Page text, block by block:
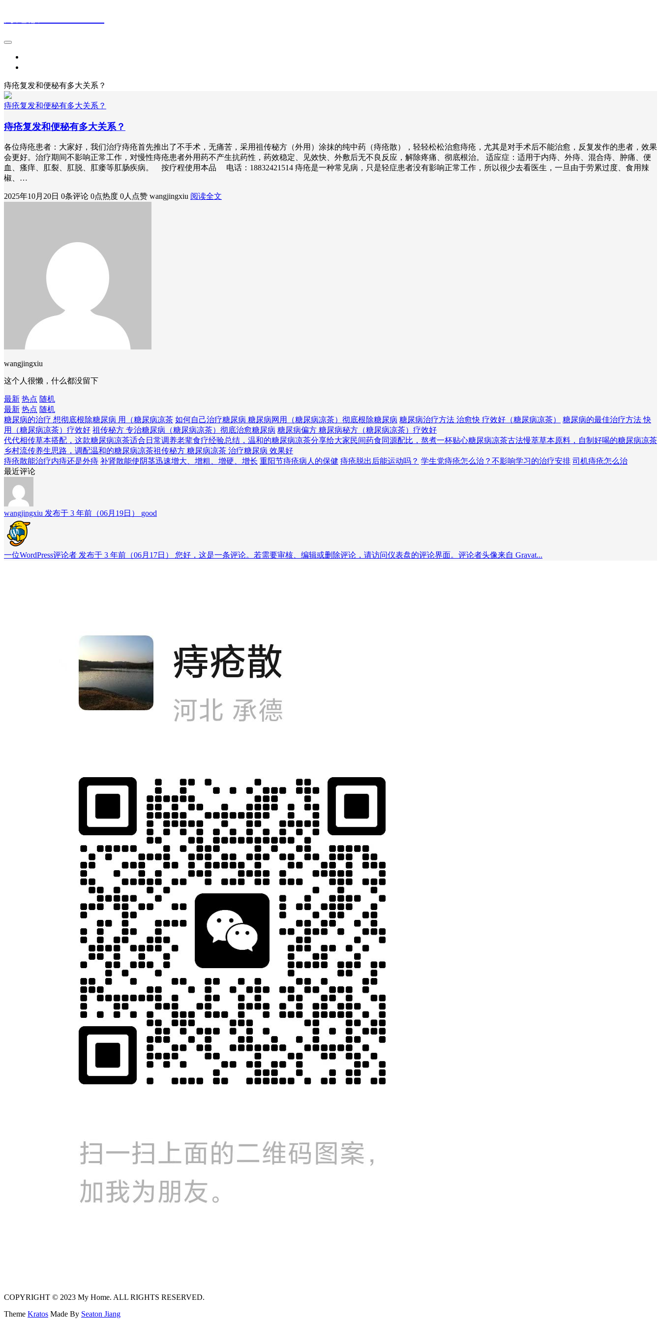
痔疮复发和便秘有多大关系？
痔疮复发和便秘有多大关系？
痔疮复发和便秘有多大关系？
各位痔疮患者：大家好，我们治疗痔疮首先推出了不手术，无痛苦，采用祖传秘方（外用）涂抹的纯中药（痔疮散），轻轻松松治愈痔疮，尤其是对手术后不能治愈，反复发作的患者，效果
会更好。治疗期间不影响正常工作，对慢性痔疮患者外用药不产生抗药性，药效稳定、见效快、外敷后无不良反应，解除疼痛、彻底根治。 适应症：适用于内痔、外痔、混合痔、肿痛、便
血、瘙痒、肛裂、肛脱、肛瘘等肛肠疾病。 按疗程使用本品 电话：18832421514 痔疮是一种常见病，只是轻症患者没有影响正常工作，所以很少去看医生，一旦由于劳累过度、食用辣
椒、…
2025年10月20日 0条评论 0点热度 0人点赞 wangjingxiu 阅读全文
wangjingxiu
这个人很懒，什么都没留下
最新 热点 随机
最新 热点 随机
糖尿病的治疗 想彻底根除糖尿病 用（糖尿病凉茶 如何自己治疗糖尿病 糖尿病网用（糖尿病凉茶）彻底根除糖尿病 糖尿病治疗方法 治愈快 疗效好（糖尿病凉茶）
糖尿病的最佳治疗方法 快
用（糖尿病凉茶）疗效好 祖传秘方 专治糖尿病（糖尿病凉茶）彻底治愈糖尿病 糖尿病偏方 糖尿病秘方（糖尿病凉茶）疗效好
代代相传草本搭配，这款糖尿病凉茶适合日常调养老辈食疗经验总结，温和的糖尿病凉茶分享给大家民间药食同源配比，熬煮一杯贴心糖尿病凉茶古法慢萃草本原料，自制好喝的糖尿病凉茶
乡村流传养生思路，调配温和的糖尿病凉茶祖传秘方 糖尿病凉茶 治疗糖尿病 效果好
痔疮散能治疗内痔还是外痔 补肾散能使阴茎迅速增大、增粗、增硬、增长 重阳节痔疮病人的保健 痔疮脱出后能运动吗？ 学生党痔疮怎么治？不影响学习的治疗安排 司机痔疮怎么治
最近评论
wangjingxiu 发布于 3 年前（06月19日） good
一位WordPress评论者 发布于 3 年前（06月17日） 您好，这是一条评论。若需要审核、编辑或删除评论，请访问仪表盘的评论界面。评论者头像来自 Gravat...
COPYRIGHT © 2023 My Home. ALL RIGHTS RESERVED.
Theme Kratos Made By Seaton Jiang